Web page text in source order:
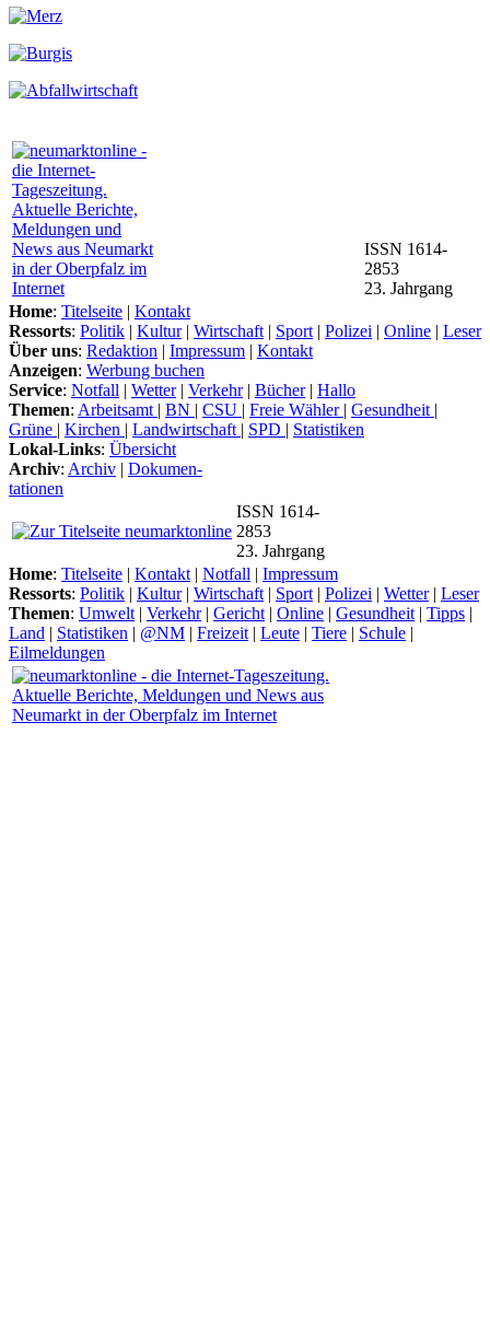
ISSN 1614-
2853
23. Jahrgang
Home: Titelseite | Kontakt
Ressorts: Politik | Kultur| Wirtschaft | Sport | Polizei | Online | Leser
Über uns: Redaktion | Impressum | Kontakt
Anzeigen: Werbung buchen
Service: Notfall | Wetter| Verkehr| Bücher| Hallo
Themen: Arbeitsamt | BN | CSU | Freie Wähler | Gesundheit |
Grüne | Kirchen | Landwirtschaft | SPD | Statistiken
Lokal-Links: Übersicht
Archiv: Archiv | Dokumen-
tationen
ISSN 1614-
2853
23. Jahrgang
Home: Titelseite | Kontakt | Notfall | Impressum
Ressorts: Politik | Kultur| Wirtschaft | Sport | Polizei | Wetter| Leser
Themen: Umwelt | Verkehr| Gericht | Online | Gesundheit | Tipps |
Land | Statistiken | @NM | Freizeit | Leute | Tiere | Schule |
Eilmeldungen